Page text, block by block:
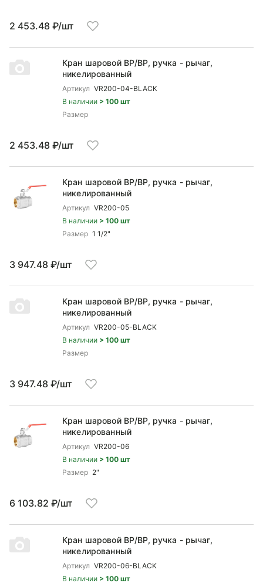
2 453.48 ₽/шт
Кран шаровой ВP/ВР, ручка - рычаг,
никелированный
Артикул VR200-04-BLACK
В наличии > 100 шт
Размер
2 453.48 ₽/шт
Кран шаровой ВP/ВР, ручка - рычаг,
никелированный
Артикул VR200-05
В наличии > 100 шт
Размер 1 1/2"
3 947.48 ₽/шт
Кран шаровой ВP/ВР, ручка - рычаг,
никелированный
Артикул VR200-05-BLACK
В наличии > 100 шт
Размер
3 947.48 ₽/шт
Кран шаровой ВP/ВР, ручка - рычаг,
никелированный
Артикул VR200-06
В наличии > 100 шт
Размер 2"
6 103.82 ₽/шт
Кран шаровой ВP/ВР, ручка - рычаг,
никелированный
Артикул VR200-06-BLACK
В наличии > 100 шт